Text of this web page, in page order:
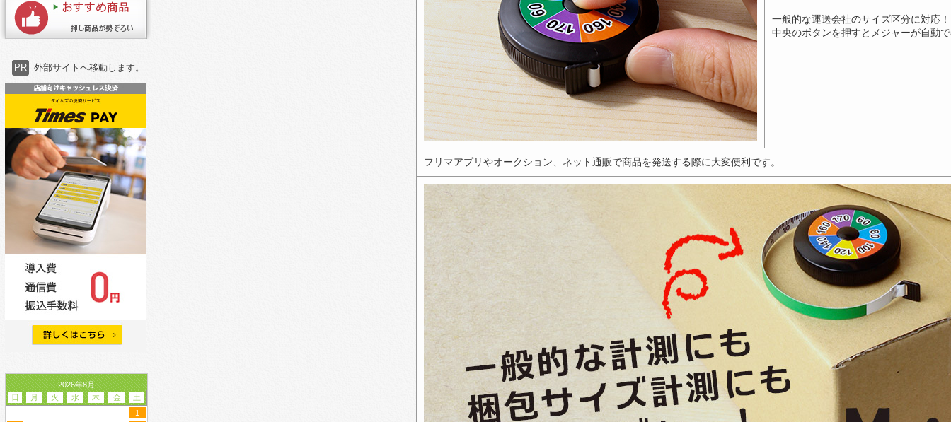
PR 外部サイトへ移動します。
2026年8月
日
月 火 水 木 金
土
1
一般的な運送会社のサイズ区分に対応！
中央のボタンを押すとメジャーが自動
フリマアプリやオークション、ネット通販で商品を発送する際に大変便利です。